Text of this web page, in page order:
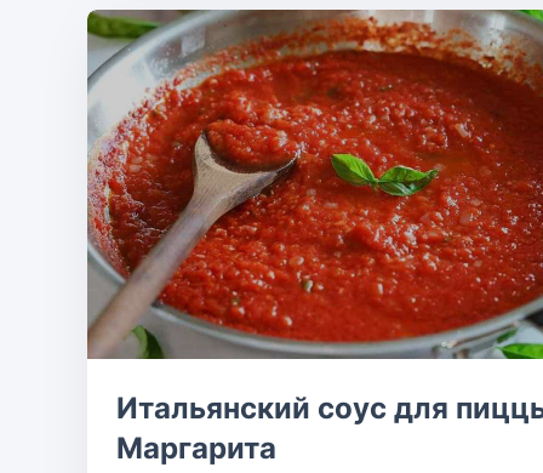
Итальянский соус для
Маргарита